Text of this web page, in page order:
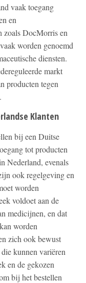
vaak toegang
en
zoals DocMorris en
worden genoemd
diensten.
markt
producten tegen
Klanten
bij een Duitse
tot producten
Nederland, evenals
ook regelgeving en
worden
voldoet aan de
medicijnen, en dat
worden
zich ook bewust
kunnen variëren
en de gekozen
bij het bestellen